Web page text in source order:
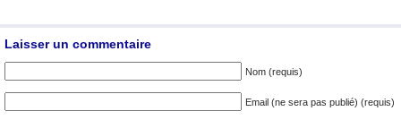
Laisser un commentaire
Nom (requis)
Email (ne sera pas publié) (requis)